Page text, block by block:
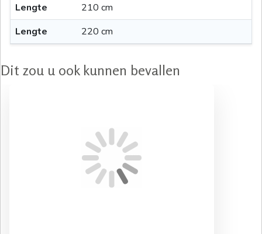
Lengte
210 cm
Lengte
220 cm
Dit zou u ook kunnen bevallen